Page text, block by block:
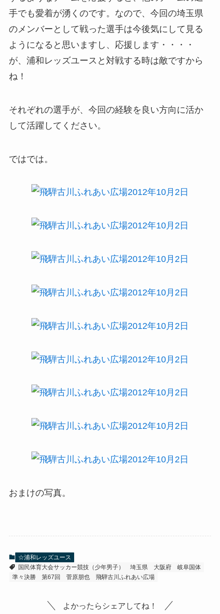
手でも愛着が湧くのです。なので、今回の埼玉県
のメンバーとして戦った選手は今後気にして見る
ようになると思いますし、応援します・・・・
が、浦和レッズユースと対戦する時は敵ですから
ね！
それぞれの選手が、今回の経験を良い方向に活か
して活躍してください。
ではでは。
おまけの写真。
☆浦和レッズユース
国民体育大会サッカー競技（少年男子）
埼玉県 大阪府
岐阜国体
準々決勝
第67回 菅原朋也 飛騨古川ふれあい広場
よかったらシェアしてね！